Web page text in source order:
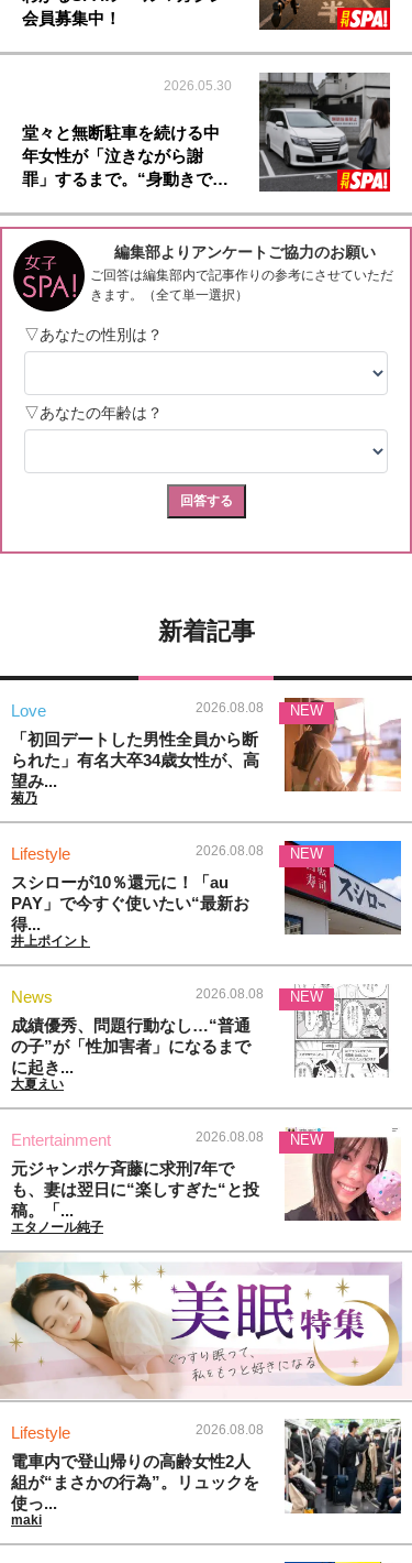
会員募集中！
2026.05.30
堂々と無断駐車を続ける中
年女性が「泣きながら謝
罪」するまで。“身動きで…
新着記事
Love 2026.08.08
「初回デートした男性全員から断
られた」有名大卒34歳女性が、高
望み...
菊乃
NEW
Lifestyle 2026.08.08
スシローが10％還元に！「au
PAY」で今すぐ使いたい“最新お
得...
井上ポイント
NEW
News 2026.08.08
成績優秀、問題行動なし…“普通
の子”が「性加害者」になるまで
に起き...
大夏えい
NEW
Entertainment 2026.08.08
元ジャンポケ斉藤に求刑7年で
も、妻は翌日に“楽しすぎた“と投
稿。「...
エタノール純子
NEW
Lifestyle 2026.08.08
電車内で登山帰りの高齢女性2人
組が“まさかの行為”。リュックを
使っ...
maki